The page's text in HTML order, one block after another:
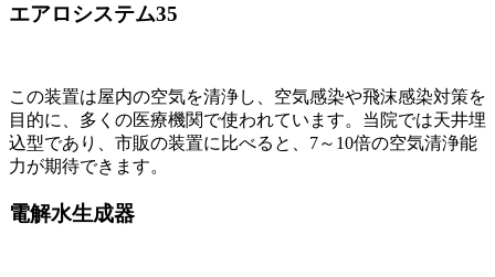
エアロシステム35
この装置は屋内の空気を清浄し、空気感染や飛沫感染対策を
目的に、多くの医療機関で使われています。当院では天井埋
込型であり、市販の装置に比べると、7～10倍の空気清浄能
力が期待できます。
電解水生成器